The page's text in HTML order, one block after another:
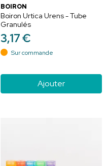
BOIRON
Boiron Urtica Urens - Tube
Granulés
3,17€
Sur commande
Ajouter